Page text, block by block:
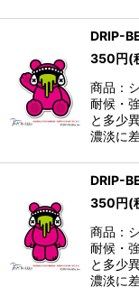
DRIP-
350円(
商品：
耐候・
と多少
濃淡に
DRIP-
350円(
商品：
耐候・
と多少
濃淡に